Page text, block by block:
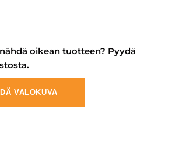
oikean tuotteen? Pyydä
VALOKUVA